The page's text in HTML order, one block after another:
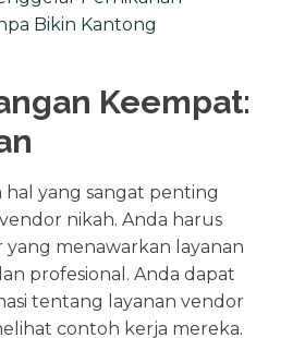
Bikin Kantong
Keempat:
hal yang sangat penting
nikah. Anda harus
yang menawarkan layanan
profesional. Anda dapat
tentang layanan vendor
contoh kerja mereka.